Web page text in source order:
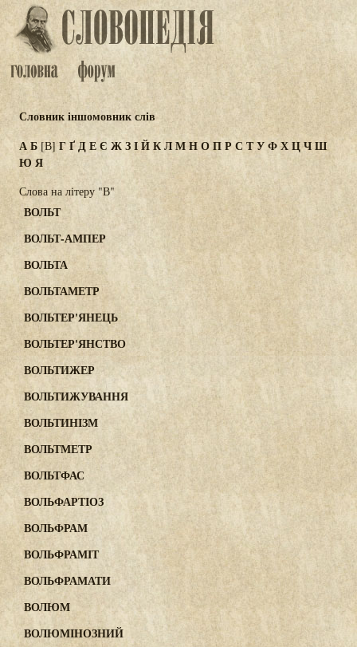
Словник іншомовник слів
АБ [В]ГҐДЕЄ ЖЗІЙКЛМНОПР С ТУФХЦЧШ
Ю Я
Слова на літеру "В"
ВОЛЬТ
ВОЛЬТ-АМПЕР
ВОЛЬТА
ВОЛЬТАМЕТР
ВОЛЬТЕР'ЯНЕЦЬ
ВОЛЬТЕР'ЯНСТВО
ВОЛЬТИЖЕР
ВОЛЬТИЖУВАННЯ
ВОЛЬТИНІЗМ
ВОЛЬТМЕТР
ВОЛЬТФАС
ВОЛЬФАРТІОЗ
ВОЛЬФРАМ
ВОЛЬФРАМІТ
ВОЛЬФРАМАТИ
ВОЛЮМ
ВОЛЮМІНОЗНИЙ